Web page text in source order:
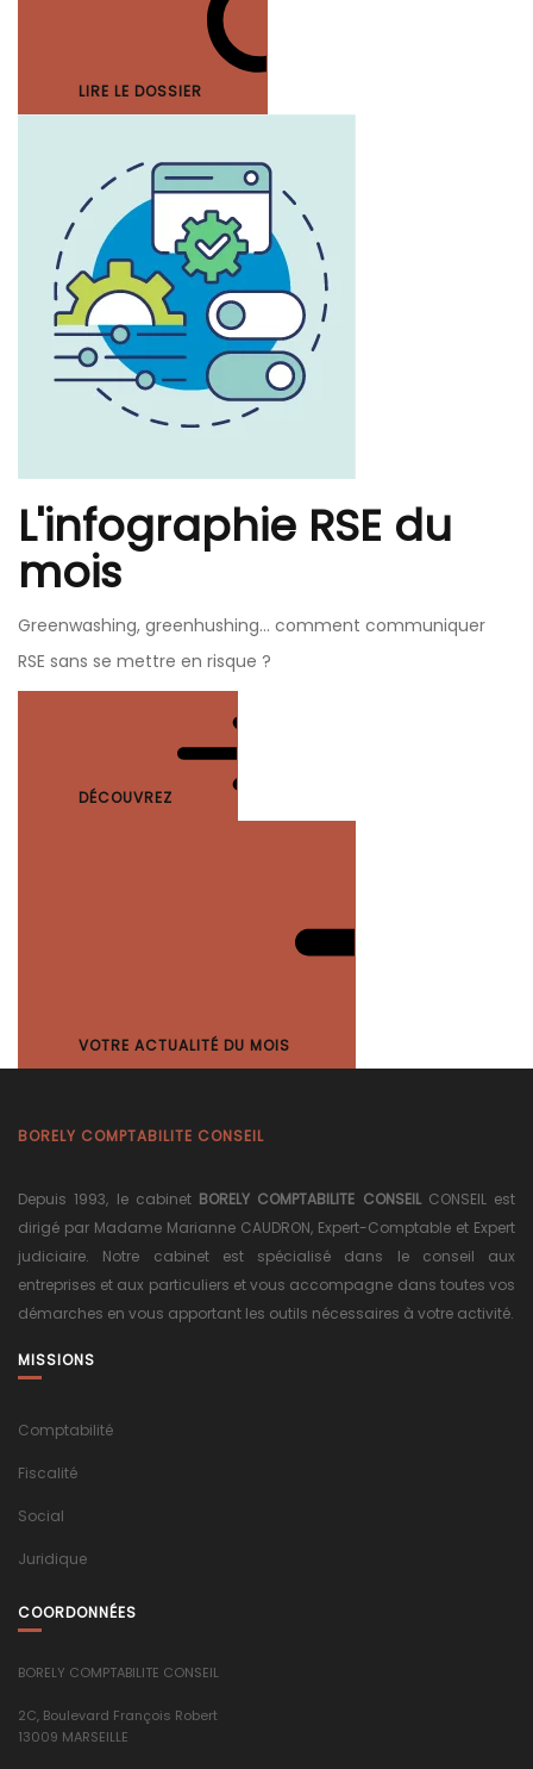
LIRE LE DOSSIER
L'infographie RSE du
mois
Greenwashing, greenhushing… comment communiquer
RSE sans se mettre en risque ?
DÉCOUVREZ
VOTRE ACTUALITÉ DU MOIS
BORELY COMPTABILITE CONSEIL
Depuis 1993, le cabinet BORELY COMPTABILITE CONSEILCONSEIL est
dirigé par Madame Marianne CAUDRON, Expert-Comptable et Expert
judiciaire. Notre cabinet est spécialisé dans le conseil aux
entreprises et aux particuliers et vous accompagne dans toutes vos
démarches en vous apportant les outils nécessaires à votre activité.
MISSIONS
Comptabilité
Fiscalité
Social
Juridique
COORDONNÉES
BORELY COMPTABILITE CONSEIL
2C, Boulevard François Robert
13009 MARSEILLE